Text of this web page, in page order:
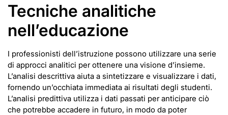
Tecniche analitiche
nell’educazione
I professionisti dell’istruzione possono utilizzare una serie
di approcci analitici per ottenere una visione d’insieme.
L’analisi descrittiva aiuta a sintetizzare e visualizzare i dati,
fornendo un’occhiata immediata ai risultati degli studenti.
L’analisi predittiva utilizza i dati passati per anticipare ciò
che potrebbe accadere in futuro, in modo da poter